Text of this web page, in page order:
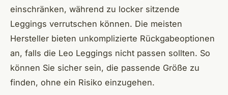
einschränken, während zu locker sitzende
Leggings verrutschen können. Die meisten
Hersteller bieten unkomplizierte Rückgabeoptionen
an, falls die Leo Leggings nicht passen sollten. So
können Sie sicher sein, die passende Größe zu
finden, ohne ein Risiko einzugehen.